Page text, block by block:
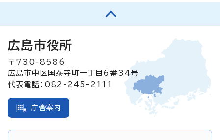
広島市役所
〒730-8586
広島市中区国泰寺町一丁目6番34号
代表電話：082-245-2111
庁舎案内